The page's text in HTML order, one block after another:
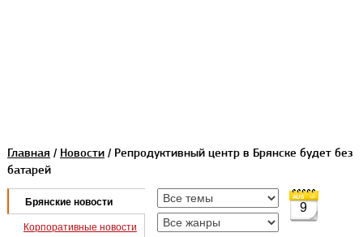
Главная / Новости/ Репродуктивный центр в Брянске будет без
батарей
Брянские новости
Корпоративные новости
9